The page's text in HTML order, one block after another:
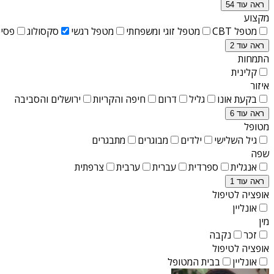
ראה עוד 54
מקצוע
מטפל CBT
מטפל זוגי ומשפחתי מטפל רגשי סקסולוג
ראה עוד 2
התמחות
קלינית
איזור
בקעת אונו
גליל דרום חיפה והקריות ירושלים והסביבה
ראה עוד 6
מטופל
גיל השלישי
ילדים מבוגרים
מתבגרים
שפה
אנגלית
ספרדית עברית ערבית צרפתית
ראה עוד 1
אופציה לטיפול
אונליין
מין
זכר
נקבה
אופציה לטיפול
אונליין
בבית המטופל